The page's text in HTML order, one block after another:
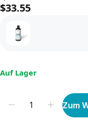
$33.55
Auf Lager
Zum